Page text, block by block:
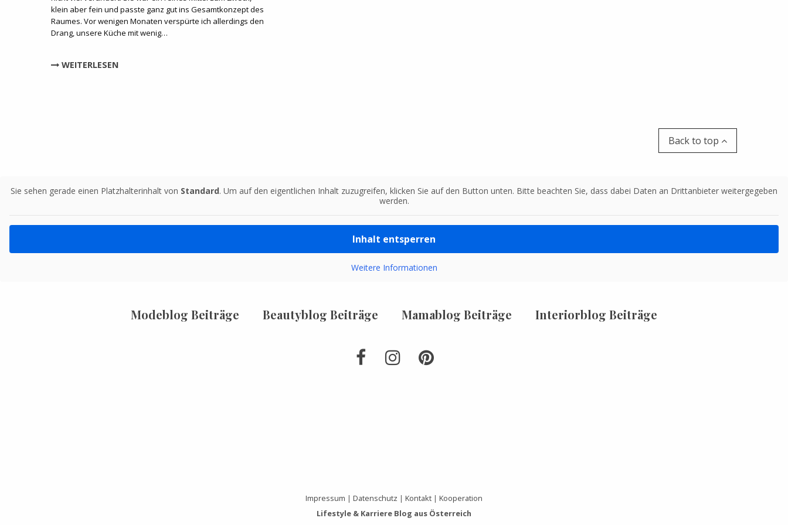
klein aber fein und passte ganz gut ins Gesamtkonzept des
Raumes. Vor wenigen Monaten verspürte ich allerdings den
Drang, unsere Küche mit wenig…
WEITERLESEN
Back to top
Sie sehen gerade einen Platzhalterinhalt von Standard. Um auf den eigentlichen Inhalt zuzugreifen, klicken Sie auf den Button unten. Bitte beachten Sie, dass dabei Daten an Drittanbieter weitergegeben
werden.
Inhalt entsperren
Weitere Informationen
Modeblog Beiträge Beautyblog Beiträge Mamablog Beiträge Interiorblog Beiträge
Impressum | Datenschutz | Kontakt | Kooperation
Lifestyle & Karriere Blog aus Österreich